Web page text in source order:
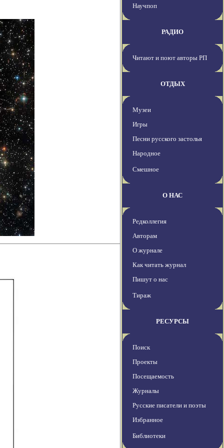
Научпоп
РАДИО
Читают и поют авторы РП
ОТДЫХ
Музеи
Игры
Песни русского застолья
Народное
Смешное
О НАС
Редколлегия
Авторам
О журнале
Как читать журнал
Пишут о нас
Тираж
РЕСУРСЫ
Поиск
Проекты
Посещаемость
Журналы
Русские писатели и поэты
Избранное
Библиотеки